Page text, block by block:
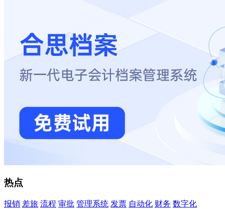
热点
报销 差旅 流程 审批 管理系统 发票 自动化 财务 数字化